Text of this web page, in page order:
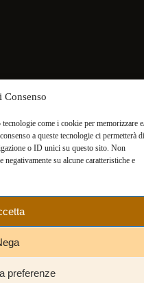
Consenso
come i cookie per memorizzare
a queste tecnologie ci permetterà di
o ID unici su questo sito. Non
su alcune caratteristiche e
preferenze